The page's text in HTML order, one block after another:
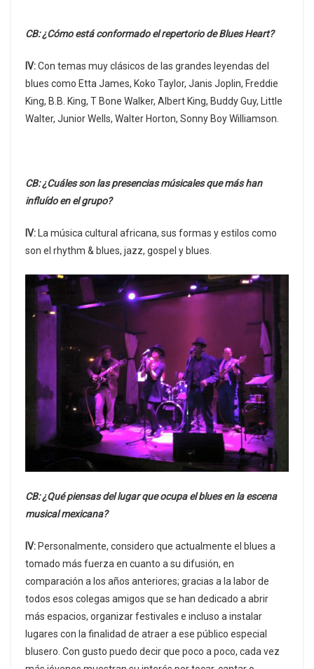
CB: ¿Cómo está conformado el repertorio de Blues Heart?
IV:Con temas muy clásicos de las grandes leyendas del
blues como Etta James, Koko Taylor, Janis Joplin, Freddie
King, B.B. King, T Bone Walker, Albert King, Buddy Guy, Little
Walter, Junior Wells, Walter Horton, Sonny Boy Williamson.
CB: ¿Cuáles son las presencias músicales que más han
influído en el grupo?
IV: La música cultural africana, sus formas y estilos como
son el rhythm & blues, jazz, gospel y blues.
CB: ¿Qué piensas del lugar que ocupa el blues en la escena
musical mexicana?
IV: Personalmente, considero que actualmente el blues a
tomado más fuerza en cuanto a su difusión, en
comparación a los años anteriores; gracias a la labor de
todos esos colegas amigos que se han dedicado a abrir
más espacios, organizar festivales e incluso a instalar
lugares con la finalidad de atraer a ese público especial
blusero. Con gusto puedo decir que poco a poco, cada vez